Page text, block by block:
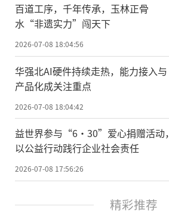
百道工序，千年传承，玉林正骨
水“非遗实力”闯天下
2026-07-08 18:04:56
华强北AI硬件持续走热，能力接入与
产品化成关注重点
2026-07-08 18:04:42
益世界参与“6·30”爱心捐赠活动，
以公益行动践行企业社会责任
2026-07-08 17:56:26
精彩推荐